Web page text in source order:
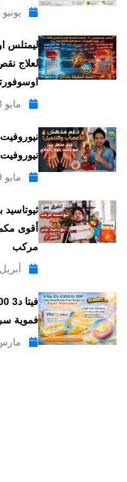
يونيو 1, 2026
لعلاج
اوسوفورتين
مايو 13, 2026
مايو 9, 2026
أقوى
مركب
أبريل 26, 2026
فموية
مارس 12,